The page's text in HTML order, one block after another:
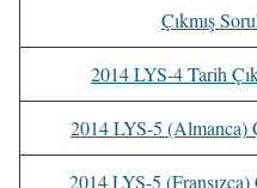
Çıkmış
2014 LYS-4 Tarih
2014 LYS-5 (Almanca)
2014 LYS-5 (Fransızca)